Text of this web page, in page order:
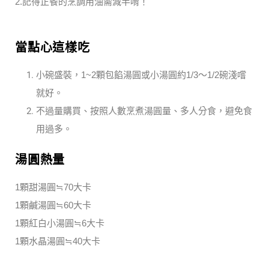
當點心這樣吃
小碗盛裝，1~2顆包餡湯圓或小湯圓約1/3～1/2碗淺嚐
就好。
不過量購買、按照人數烹煮湯圓量、多人分食，避免食
用過多。
湯圓熱量
1顆甜湯圓≒70大卡
1顆鹹湯圓≒60大卡
1顆紅白小湯圓≒6大卡
1顆水晶湯圓≒40大卡